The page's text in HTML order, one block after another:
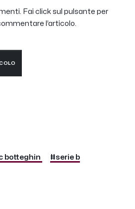
Fai click sul pulsante per
l’articolo.
botteghin #serie b